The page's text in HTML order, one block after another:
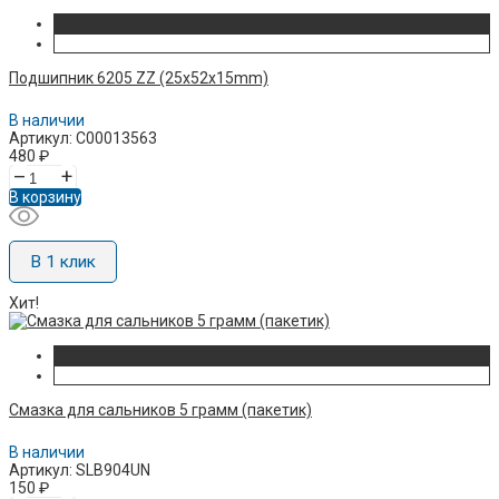
Подшипник 6205 ZZ (25x52x15mm)
В наличии
Артикул: C00013563
480 ₽
– +
В корзину
В 1 клик
Хит!
Смазка для сальников 5 грамм (пакетик)
В наличии
Артикул: SLB904UN
150 ₽